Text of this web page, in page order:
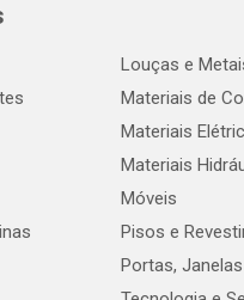
Louças e
Materiais de
Materiais
Materiais
Móveis
Pisos e
Portas,